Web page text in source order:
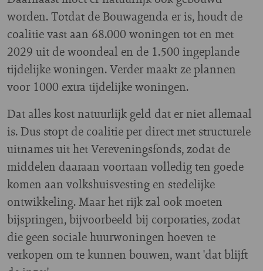
worden. Totdat de Bouwagenda er is, houdt de
coalitie vast aan 68.000 woningen tot en met
2029 uit de woondeal en de 1.500 ingeplande
tijdelijke woningen. Verder maakt ze plannen
voor 1000 extra tijdelijke woningen.
Dat alles kost natuurlijk geld dat er niet allemaal
is. Dus stopt de coalitie per direct met structurele
uitnames uit het Vereveningsfonds, zodat de
middelen daaraan voortaan volledig ten goede
komen aan volkshuisvesting en stedelijke
ontwikkeling. Maar het rijk zal ook moeten
bijspringen, bijvoorbeeld bij corporaties, zodat
die geen sociale huurwoningen hoeven te
verkopen om te kunnen bouwen, want 'dat blijft